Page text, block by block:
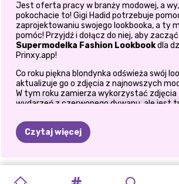
Jest oferta pracy w branży modowej, a
pokochacie to! Gigi Hadid potrzebuje
zaprojektowaniu swojego lookbooka, a ty
pomóc! Przyjdź i dołącz do niej, aby
Supermodelka Fashion Lookbookdla
Prinxy.app!
Co roku piękna blondynka odświeża swój
aktualizuje go o zdjęcia z najnowszych
W tym roku zamierza wykorzystać
wydarzeń z czerwonego dywanu, ale jest
modowe. Tutaj potrzebna jest Twoja
Supermodel Fashion Lookbook
tej zupełnie nowejgry w ubieranie gwiazd
oszałamiające stylizacje możesz
Czytaj więcej
TRANSFORMACJA
UPIORNY NASTOLETNIA
NAJLEPSZE WSPANIAŁY